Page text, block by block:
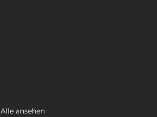
Alle ansehen